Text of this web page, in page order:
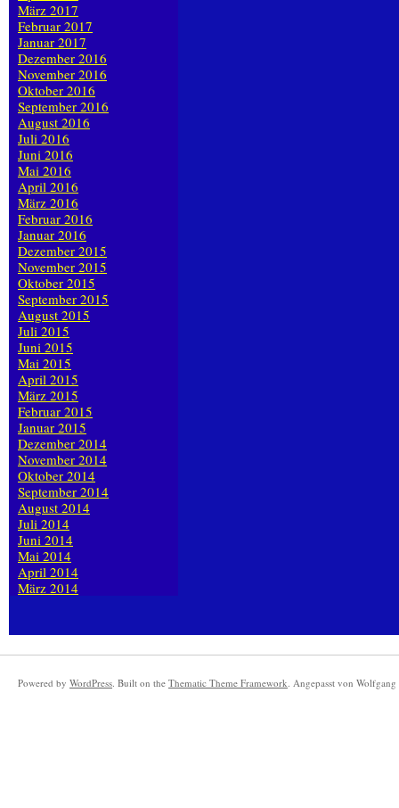
März 2017
Februar 2017
Januar 2017
Dezember 2016
November 2016
Oktober 2016
September 2016
August 2016
Juli 2016
Juni 2016
Mai 2016
April 2016
März 2016
Februar 2016
Januar 2016
Dezember 2015
November 2015
Oktober 2015
September 2015
August 2015
Juli 2015
Juni 2015
Mai 2015
April 2015
März 2015
Februar 2015
Januar 2015
Dezember 2014
November 2014
Oktober 2014
September 2014
August 2014
Juli 2014
Juni 2014
Mai 2014
April 2014
März 2014
Powered by WordPress. Built on the Thematic Theme Framework. Angepasst von